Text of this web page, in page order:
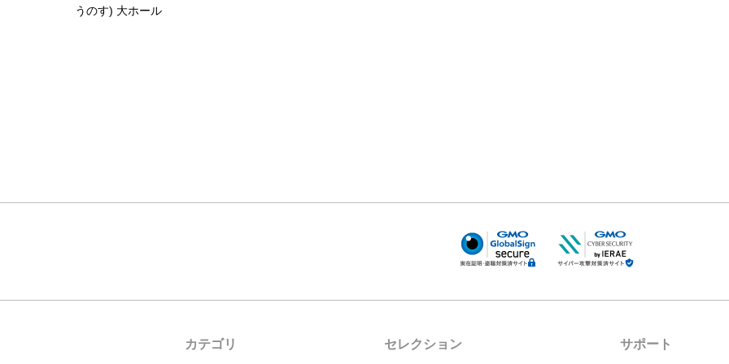
うのす) 大ホール
カテゴリ セレクション サポート